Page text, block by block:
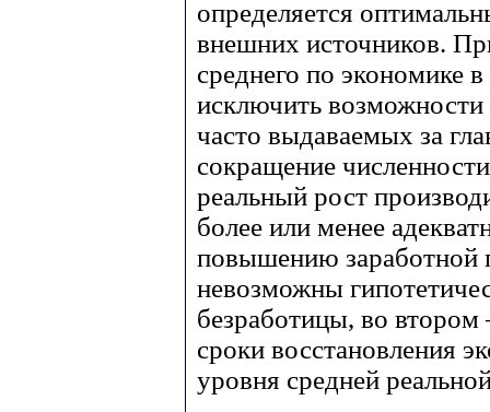
определяется
внешних источников.
среднего по экономике
исключить возможности
часто выдаваемых за
сокращение
реальный рост
более или менее
повышению заработной
невозможны
безработицы, во
сроки восстановления
уровня средней